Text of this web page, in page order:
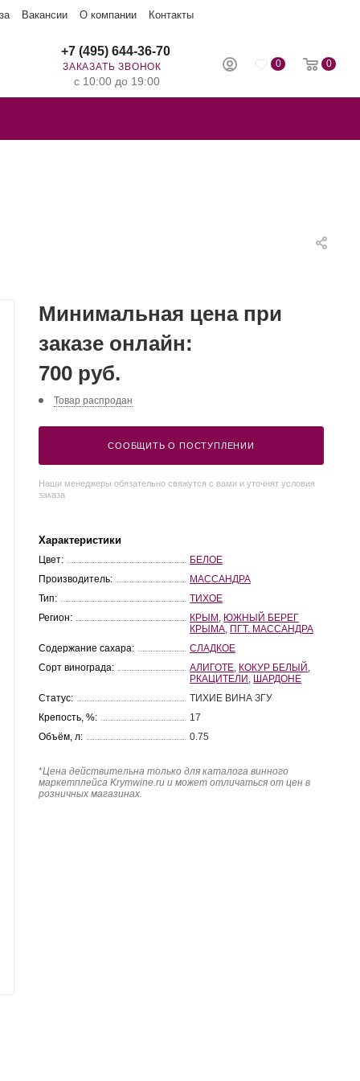
Вакансии О компании Контакты
0 0
+7 (495) 644-36-70
ЗАКАЗАТЬ ЗВОНОК
с 10:00 до 19:00
Минимальная цена при
заказе онлайн:
700 руб.
Товар распродан
СООБЩИТЬ О ПОСТУПЛЕНИИ
Наши менеджеры обязательно свяжутся с вами и уточнят условия
заказа
Характеристики
Цвет:
БЕЛОЕ
Производитель:
МАССАНДРА
Тип:
ТИХОЕ
Регион:
КРЫМ ЮЖНЫЙ БЕРЕГ
КРЫМА ПГТ. МАССАНДРА
Содержание сахара:
СЛАДКОЕ
Сорт винограда:
АЛИГОТЕ КОКУР БЕЛЫЙ
РКАЦИТЕЛИ ШАРДОНЕ
Статус:
ТИХИЕ ВИНА ЗГУ
Крепость, %:
17
Объём, л:
0.75
*Цена действительна только для каталога винного
маркетплейса Krymwine.ru и может отличаться от цен в
розничных магазинах.